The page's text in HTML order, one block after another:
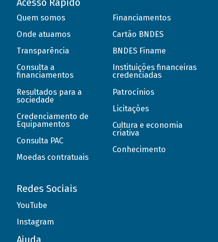
Acesso Rápido
Quem somos
Onde atuamos
Transparência
Consulta a
financiamentos
Resultados para a
sociedade
Credenciamento de
Equipamentos
Consulta PAC
Moedas contratuais
Financiamentos
Cartão BNDES
BNDES Finame
Instituições financeiras
credenciadas
Patrocínios
Licitações
Cultura e economia
criativa
Conhecimento
Redes Sociais
YouTube
Instagram
Ajuda